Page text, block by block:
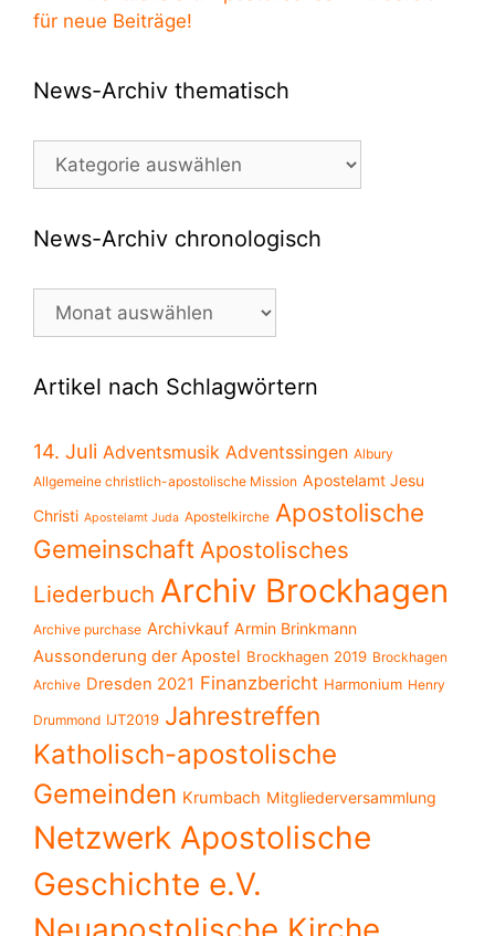
für neue Beiträge!
News-Archiv thematisch
News-
News-Archiv chronologisch
News-
Artikel nach Schlagwörtern
14. Juli Adventsmusik Adventssingen Albury
Allgemeine christlich-apostolische Mission Apostelamt Jesu
Christi Apostelamt Juda Apostelkirche Apostolische
Gemeinschaft Apostolisches
Liederbuch Archiv Brockhagen
Archive purchase Archivkauf Armin Brinkmann
Aussonderung der Apostel Brockhagen 2019 Brockhagen
Archive Dresden 2021 Finanzbericht Harmonium Henry
Drummond IJT2019 Jahrestreffen
Katholisch-apostolische
Gemeinden Krumbach Mitgliederversammlung
Netzwerk Apostolische
Geschichte e.V.